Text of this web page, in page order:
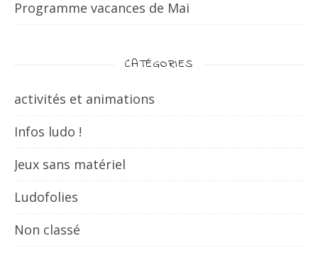
Programme vacances de Mai
CATÉGORIES
activités et animations
Infos ludo !
Jeux sans matériel
Ludofolies
Non classé